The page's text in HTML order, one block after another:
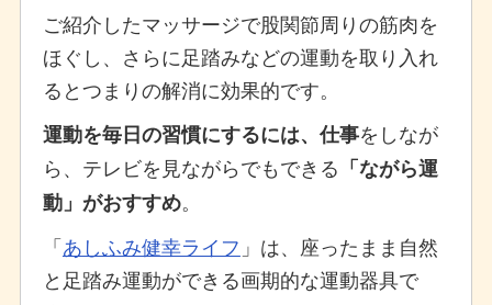
ご紹介したマッサージで股関節周りの筋肉を
ほぐし、さらに足踏みなどの運動を取り入れ
るとつまりの解消に効果的です。
運動を毎日の習慣にするには、仕事をしなが
ら、テレビを見ながらでもできる 「ながら運
動」がおすすめ。
「あしふみ健幸ライフ 」は、座ったまま自然
と足踏み運動ができる画期的な運動器具で